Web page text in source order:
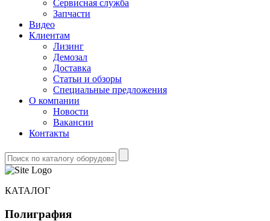
Сервисная служба
Запчасти
Видео
Клиентам
Лизинг
Демозал
Доставка
Статьи и обзоры
Специальные предложения
О компании
Новости
Вакансии
Контакты
КАТАЛОГ
Полиграфия